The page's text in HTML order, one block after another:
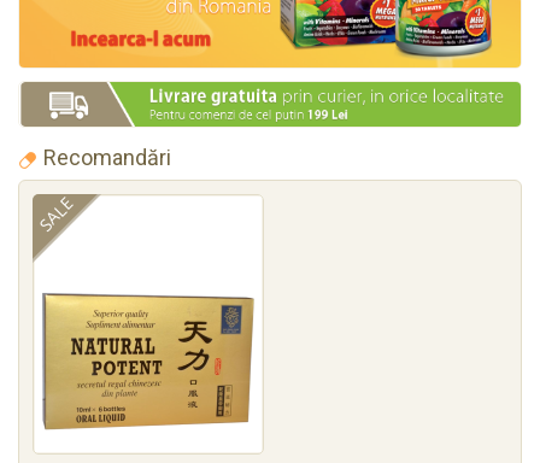
Recomandări
SALE